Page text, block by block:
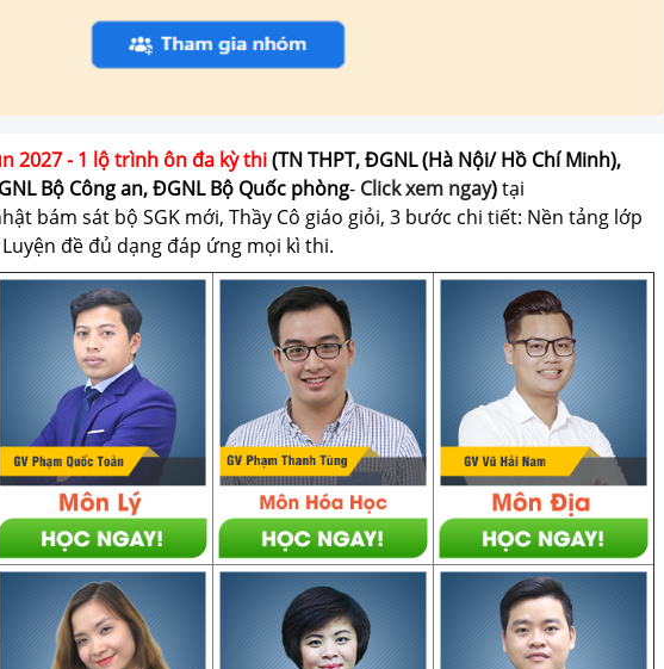
2027 - 1 lộ trình ôn đa kỳ thi(TN THPT, ĐGNL (Hà Nội/ Hồ Chí Minh),
Bộ Công an, ĐGNL Bộ Quốc phòng- Click xem ngay)tại
bám sát bộ SGK mới, Thầy Cô giáo giỏi, 3 bước chi tiết: Nền tảng lớp
đề đủ dạng đáp ứng mọi kì thi.